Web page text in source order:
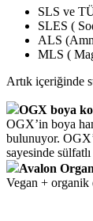
SLS ve
SLES (
ALS
MLS (
Artık içeriğinde
OGX boya
OGX’in boya
bulunuyor.
sayesinde
Avalon
Vegan + organik